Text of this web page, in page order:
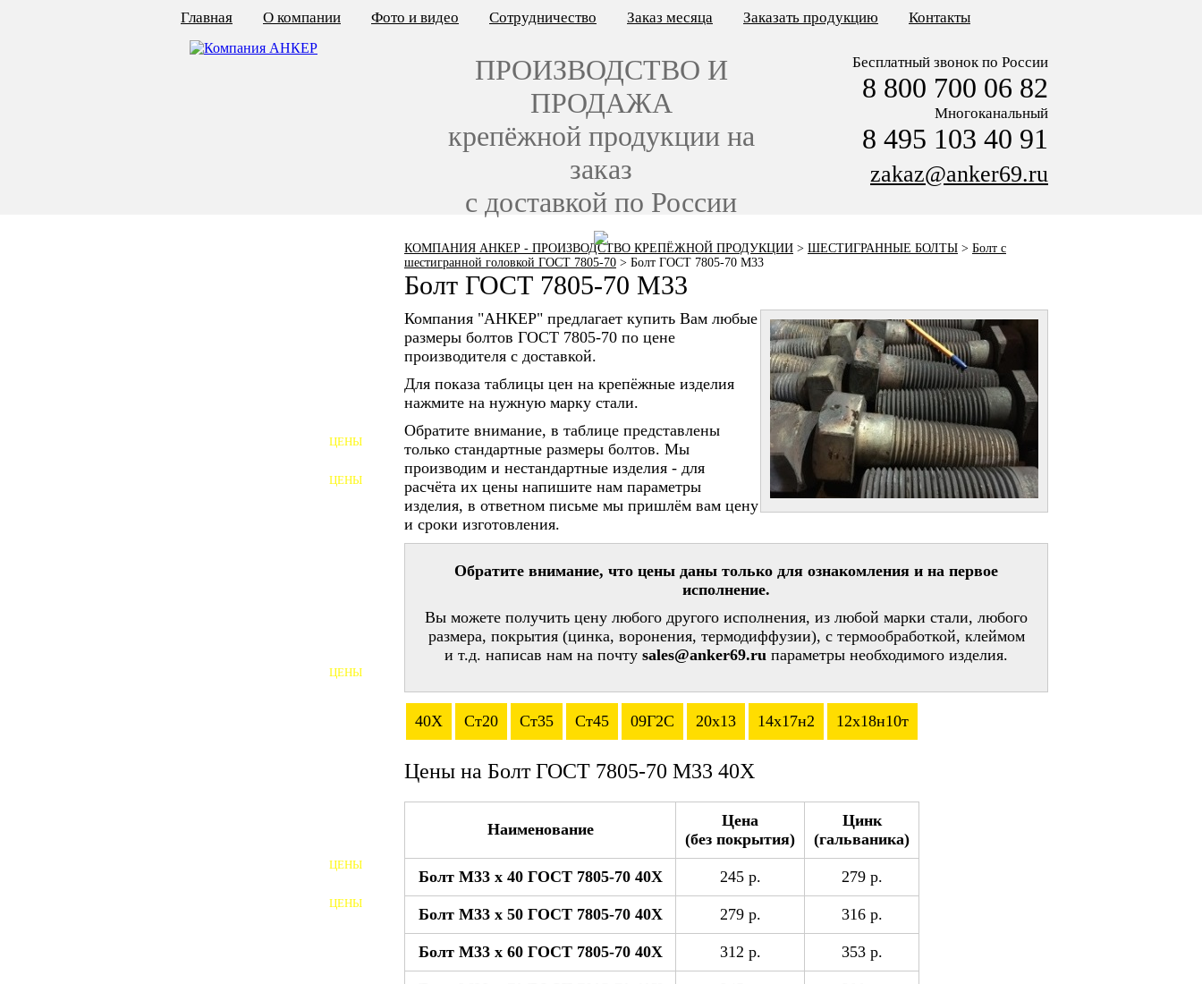
КОМПАНИЯ АНКЕР - ПРОИЗВОДСТВО КРЕПЁЖНОЙ ПРОДУКЦИИ > ШЕСТИГРАННЫЕ БОЛТЫ > Болт с
шестигранной головкой ГОСТ 7805-70 > Болт ГОСТ 7805-70 M33
Болт ГОСТ 7805-70 M33
Компания "АНКЕР" предлагает купить Вам любые
размеры болтов ГОСТ 7805-70 по цене
производителя с доставкой.
Для показа таблицы цен на крепёжные изделия
нажмите на нужную марку стали.
Обратите внимание, в таблице представлены
только стандартные размеры болтов. Мы
производим и нестандартные изделия - для
расчёта их цены напишите нам параметры
изделия, в ответном письме мы пришлём вам цену
и сроки изготовления.
Обратите внимание, что цены даны только для ознакомления и на первое
исполнение.
Вы можете получить цену любого другого исполнения, из любой марки стали, любого
размера, покрытия (цинка, воронения, термодиффузии), с термообработкой, клеймом
и т.д. написав нам на почту sales@anker69.ru параметры необходимого изделия.
40Х Ст20 Ст35 Ст45 09Г2С 20х13 14х17н2 12х18н10т
Цены на Болт ГОСТ 7805-70 М33 40Х
Наименование
Цена
(без покрытия)
Цинк
(гальваника)
Болт М33 x 40 ГОСТ 7805-70 40Х 245 р. 279 р.
Болт М33 x 50 ГОСТ 7805-70 40Х 279 р. 316 р.
Болт М33 x 60 ГОСТ 7805-70 40Х 312 р. 353 р.
ЦЕНЫ
ЦЕНЫ
ШАЙБЫ ФУНДАМЕНТНЫЕ
ЦЕНЫ
ЦЕНЫ
ЦЕНЫ
Главная О компании Фото и видео Сотрудничество Заказ месяца Заказать продукцию Контакты
ПРОИЗВОДСТВО И
ПРОДАЖА
крепёжной продукции на
заказ
с доставкой по России
Бесплатный звонок по России
8 800 700 06 82
Многоканальный
8 495 103 40 91
zakaz@anker69.ru